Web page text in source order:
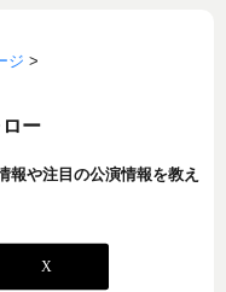
ジ >
ー
報や注目の公演情報を教え